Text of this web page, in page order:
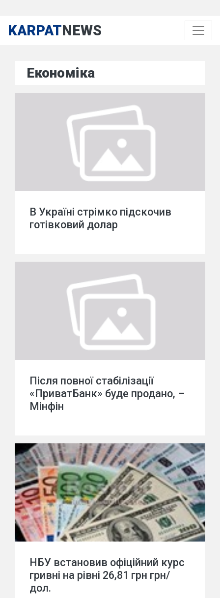
KARPATNEWS
Економіка
В Україні стрімко підскочив
готівковий долар
Після повної стабілізації
«ПриватБанк» буде продано, –
Мінфін
НБУ встановив офіційний курс
гривні на рівні 26,81 грн грн/
дол.